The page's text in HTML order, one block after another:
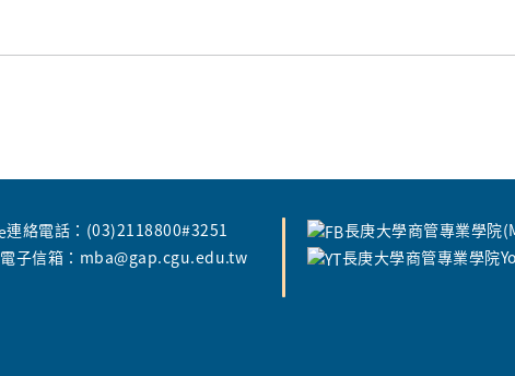
連絡電話：(03)2118800#3251
電子信箱：mba@gap.cgu.edu.tw
長庚大學商管專業學院
長庚大學商管專業學院